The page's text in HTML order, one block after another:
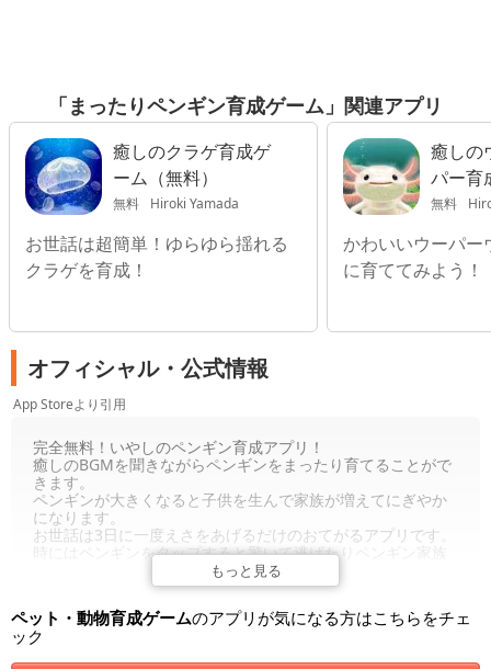
「まったりペンギン育成ゲーム」関連アプリ
癒しのクラゲ育成ゲ
ーム（無料）
無料 Hiroki Yamada
お世話は超簡単！ゆらゆら揺れる
クラゲを育成！
癒しの
パー育
無料
かわいいウーパー
に育ててみよう！
オフィシャル・公式情報
App Storeより引用
もっと見る
完全無料！いやしのペンギン育成アプリ！
癒しのBGMを聞きながらペンギンをまったり育てることがで
きます。
ペンギンが大きくなると子供を生んで家族が増えてにぎやか
になります。
お世話は3日に一度えさをあげるだけのおてがるアプリです。
時にはペンギンをタップすると驚いて逃げたりペンギン家族
の成長をのんびり楽しむことができます！
▼主な機能
- まったり、ぺんぎんに餌をあげることができます
- ときどき、ぺんぎんをタップすると驚いて逃げます
- のんびり、名前をつけてあげることができます
ペット・動物育成ゲームのアプリが気になる方はこちらをチェ
ック